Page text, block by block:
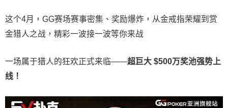
这个4月，GG赛场赛事密集、奖励爆炸，从金戒指荣耀到赏
金猎人之战，精彩一波接一波等你来战
一场属于猎人的狂欢正式来临——超巨大 $500万奖池强势上
线！